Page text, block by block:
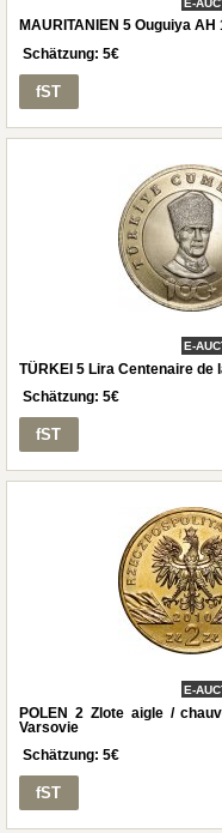
MAURITANIEN 5 Ouguiya AH
Schätzung: 5€
fST
E-
TÜRKEI 5 Lira Centenaire de
Schätzung: 5€
fST
E-
POLEN 2 Zlote aigle /
Varsovie
Schätzung: 5€
fST